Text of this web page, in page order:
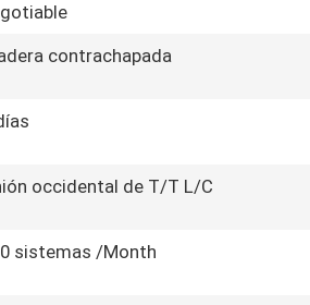
contrachapada
occidental de T/T L/C
sistemas /Month